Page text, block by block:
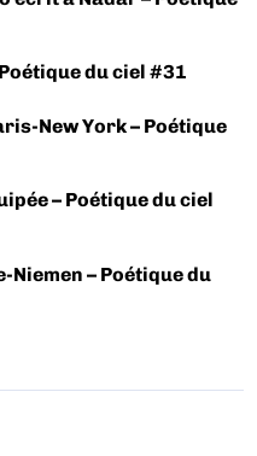
du ciel #31
New York – Poétique
– Poétique du ciel
Niemen – Poétique du